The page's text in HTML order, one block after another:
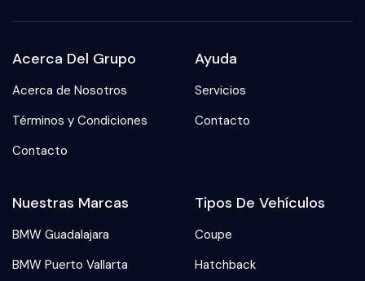
Acerca Del Grupo
Acerca de Nosotros
Términos y Condiciones
Contacto
Ayuda
Servicios
Contacto
Nuestras Marcas
BMW Guadalajara
BMW Puerto Vallarta
Tipos De Vehículos
Coupe
Hatchback